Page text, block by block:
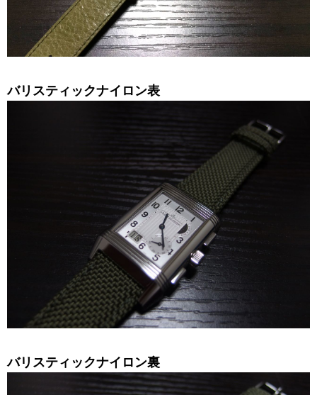
バリスティックナイロン表
バリスティックナイロン裏